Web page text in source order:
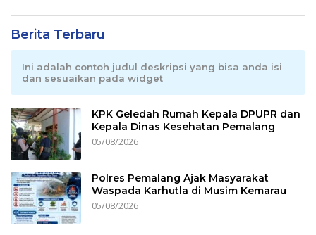
Berita Terbaru
Ini adalah contoh judul deskripsi yang bisa anda isi
dan sesuaikan pada widget
KPK Geledah Rumah Kepala DPUPR dan
Kepala Dinas Kesehatan Pemalang
05/08/2026
Polres Pemalang Ajak Masyarakat
Waspada Karhutla di Musim Kemarau
05/08/2026